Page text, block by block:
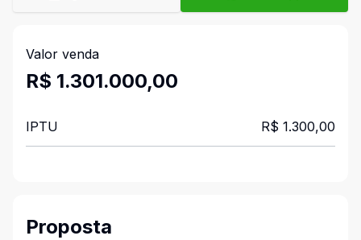
Valor venda
R$ 1.301.000,00
IPTU R$ 1.300,00
Proposta